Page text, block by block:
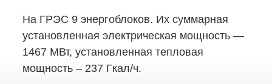
На ГРЭС 9 энергоблоков. Их суммарная
установленная электрическая мощность —
1467 МВт, установленная тепловая
мощность – 237 Гкал/ч.